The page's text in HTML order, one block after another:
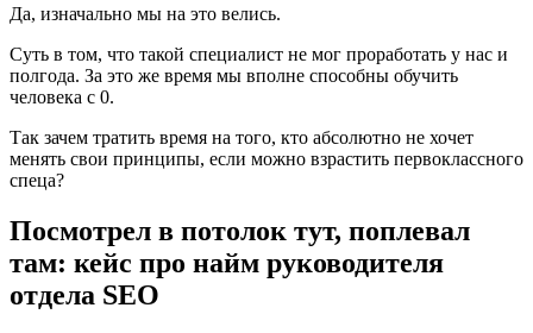
Да, изначально мы на это велись.
Суть в том, что такой специалист не мог проработать у нас и
полгода. За это же время мы вполне способны обучить
человека с 0.
Так зачем тратить время на того, кто абсолютно не хочет
менять свои принципы, если можно взрастить первоклассного
спеца?
Посмотрел в потолок тут, поплевал
там: кейс про найм руководителя
отдела SEO